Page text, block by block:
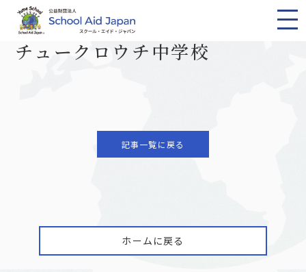
TOP ニュース一覧
2021.07.23
チュークロウチ中学校
記事一覧に戻る
ホームに戻る